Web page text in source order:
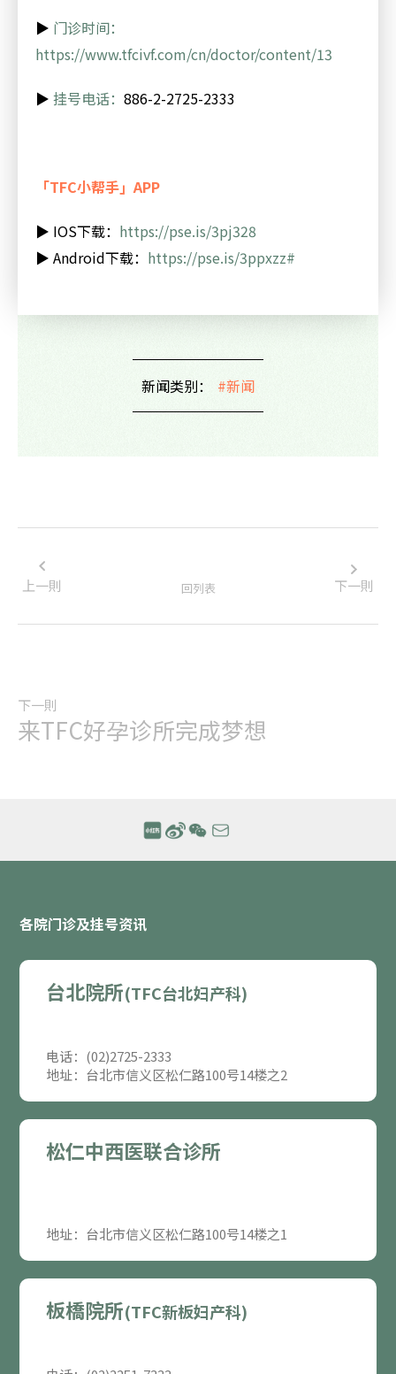
▶ 门诊时间：
https://www.tfcivf.com/cn/doctor/content/13
▶ 挂号电话： 886-2-2725-2333
「TFC小帮手」APP
▶ IOS下载： https://pse.is/3pj328
▶ Android下载： https://pse.is/3ppxzz#
新闻类别： #新闻
上一則 回列表 下一則
下一則
来TFC好孕诊所完成梦想
各院门诊及挂号资讯
台北院所(TFC台北妇产科)
电话：(02)2725-2333
地址：台北市信义区松仁路100号14楼之2
松仁中西医联合诊所
地址：台北市信义区松仁路100号14楼之1
板橋院所(TFC新板妇产科)